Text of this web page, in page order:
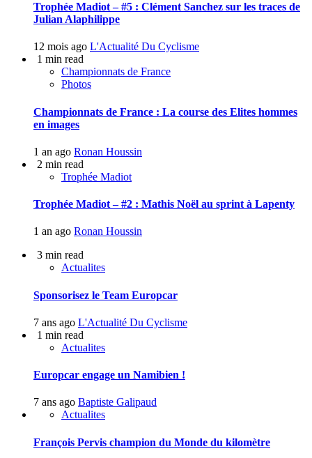
Trophée Madiot – #5 : Clément Sanchez sur les traces de
Julian Alaphilippe
12 mois ago L'Actualité Du Cyclisme
1 min read
Championnats de France
Photos
Championnats de France : La course des Elites hommes
en images
1 an ago Ronan Houssin
2 min read
Trophée Madiot
Trophée Madiot – #2 : Mathis Noël au sprint à Lapenty
1 an ago Ronan Houssin
3 min read
Actualites
Sponsorisez le Team Europcar
7 ans ago L'Actualité Du Cyclisme
1 min read
Actualites
Europcar engage un Namibien !
7 ans ago Baptiste Galipaud
Actualites
François Pervis champion du Monde du kilomètre